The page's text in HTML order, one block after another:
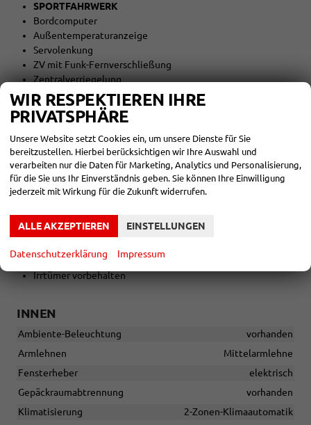
SPORTFAHRWERK
Bordcomputer
Außentemperaturanzeige
Servolenkung
ZV mit Funk-Fernverschließung
Zentralverriegelung
AUTO-HOLD-Funktion
Berganfahrassistent
Reifen
LM-Felgen
Reifen: Reifengröße 225/50 R18
Abgaskonzept EU6e
START-STOPP-Automatik
Sonstiges
Irrtümer vorbehalten
INNEN
Ambiente-Beleuchtung
vorhanden
Armlehnen
Mittelarmlehne
Fensterheber
elektrisch
Gepäckraumabtrennung
vorhanden
Klimatisierung
2-Zonen-Klimaautomatik
WIR RESPEKTIEREN IHRE
PRIVATSPHÄRE
Unsere Website setzt Cookies ein, um unsere Dienste für Sie
bereitzustellen. Hierbei berücksichtigen wir Ihre Auswahl und
verarbeiten nur die Daten für Marketing, Analytics und Personalisierung,
für die Sie uns Ihr Einverständnis geben. Sie können Ihre Einwilligung
jederzeit mit Wirkung für die Zukunft widerrufen.
ALLE AKZEPTIEREN EINSTELLUNGEN
Datenschutzerklärung Impressum